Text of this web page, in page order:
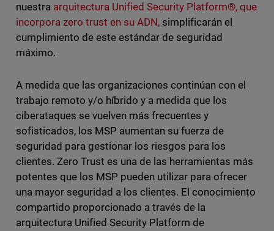
nuestra arquitectura Unified Security Platform®, que
incorpora zero trust en su ADN, simplificarán el
cumplimiento de este estándar de seguridad
máximo.
A medida que las organizaciones continúan con el
trabajo remoto y/o híbrido y a medida que los
ciberataques se vuelven más frecuentes y
sofisticados, los MSP aumentan su fuerza de
seguridad para gestionar los riesgos para los
clientes. Zero Trust es una de las herramientas más
potentes que los MSP pueden utilizar para ofrecer
una mayor seguridad a los clientes. El conocimiento
compartido proporcionado a través de la
arquitectura Unified Security Platform de